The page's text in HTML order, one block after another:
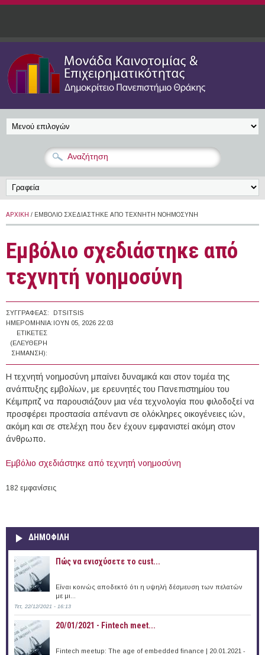
Παράκαμψη προς το κυρίως περιεχόμενο
ΑΡΧΙΚΉ / ΕΜΒΌΛΙΟ ΣΧΕΔΙΆΣΤΗΚΕ ΑΠΌ ΤΕΧΝΗΤΉ ΝΟΗΜΟΣΎΝΗ
Εμβόλιο σχεδιάστηκε από
τεχνητή νοημοσύνη
ΣΥΓΓΡΑΦΈΑΣ:
DTSITSIS
ΗΜΕΡΟΜΗΝΊΑ: ΙΟΥΝ 05, 2026 22:03
ΕΤΙΚΈΤΕΣ
(ΕΛΕΎΘΕΡΗ
ΣΉΜΑΝΣΗ):
Η τεχνητή νοημοσύνη μπαίνει δυναμικά και στον τομέα της
ανάπτυξης εμβολίων, με ερευνητές του Πανεπιστημίου του
Κέιμπριτζ να παρουσιάζουν μια νέα τεχνολογία που φιλοδοξεί να
προσφέρει προστασία απέναντι σε ολόκληρες οικογένειες ιών,
ακόμη και σε στελέχη που δεν έχουν εμφανιστεί ακόμη στον
άνθρωπο.
Εμβόλιο σχεδιάστηκε από τεχνητή νοημοσύνη
182 εμφανίσεις
ΔΗΜΟΦΙΛΗ
Πώς να ενισχύσετε το cust...
Είναι κοινώς αποδεκτό ότι η υψηλή δέσμευση των πελατών
με μι...
Τετ, 22/12/2021 - 16:13
20/01/2021 - Fintech meet...
Fintech meetup: The age of embedded finance | 20.01.2021 -